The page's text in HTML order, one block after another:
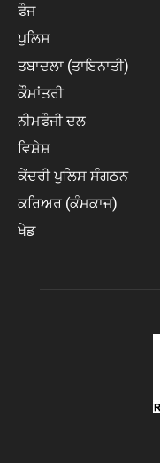
ਫੌਜ
ਪੁਲਿਸ
ਤਬਾਦਲਾ (ਤਾਇਨਾਤੀ)
ਕੌਮਾਂਤਰੀ
ਨੀਮਫੌਜੀ ਦਲ
ਵਿਸ਼ੇਸ਼
ਕੇਂਦਰੀ ਪੁਲਿਸ ਸੰਗਠਨ
ਕਰਿਅਰ (ਕੰਮਕਾਜ)
ਖੇਡ